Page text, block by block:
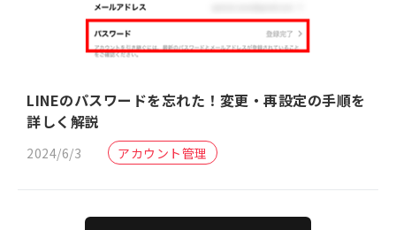
LINEのパスワードを忘れた！変更・再設定の手順を
詳しく解説
2024/6/3 アカウント管理